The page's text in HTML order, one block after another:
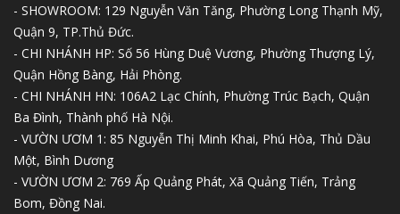
- SHOWROOM: 129 Nguyễn Văn Tăng, Phường Long Thạnh Mỹ,
Quận 9, TP.Thủ Đức.
- CHI NHÁNH HP: Số 56 Hùng Duệ Vương, Phường Thượng Lý,
Quận Hồng Bàng, Hải Phòng.
- CHI NHÁNH HN: 106A2 Lạc Chính, Phường Trúc Bạch, Quận
Ba Đình, Thành phố Hà Nội.
- VƯỜN ƯƠM 1: 85 Nguyễn Thị Minh Khai, Phú Hòa, Thủ Dầu
Một, Bình Dương
- VƯỜN ƯƠM 2: 769 Ấp Quảng Phát, Xã Quảng Tiến, Trảng
Bom, Đồng Nai.